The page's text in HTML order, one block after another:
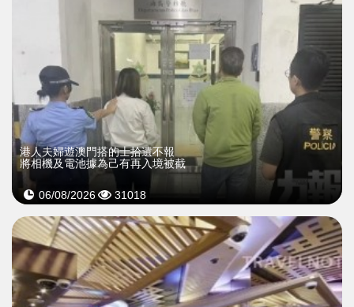
​港人夫婦遊澳門搭的士拾遺不報
將相機及電池據為己有再入境被截
06/08/2026 31018